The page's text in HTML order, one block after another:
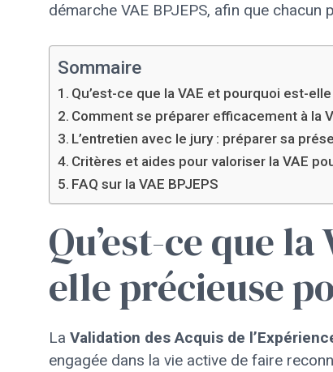
démarche VAE BPJEPS, afin que
Sommaire
Qu’est-ce que la VAE et pourquoi est-
Comment se préparer efficacement à la
L’entretien avec le jury : préparer sa
Critères et aides pour valoriser la VAE
FAQ sur la VAE BPJEPS
Qu’est-ce que
elle précieuse
La Validation des Acquis de
engagée dans la vie active de faire